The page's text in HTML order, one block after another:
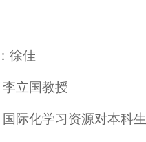
：徐佳
李立国教授
国际化学习资源对本科